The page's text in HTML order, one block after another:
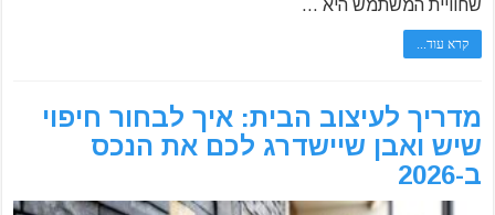
שחוויית המשתמש היא …
קרא עוד...
מדריך לעיצוב הבית: איך לבחור חיפוי
שיש ואבן שיישדרג לכם את הנכס
ב-2026